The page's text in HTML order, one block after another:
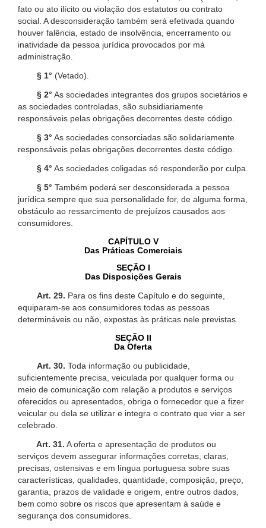
fato ou ato ilícito ou violação dos estatutos ou contrato
social. A desconsideração também será efetivada quando
houver falência, estado de insolvência, encerramento ou
inatividade da pessoa jurídica provocados por má
administração.
§ 1° (Vetado).
§ 2° As sociedades integrantes dos grupos societários e
as sociedades controladas, são subsidiariamente
responsáveis pelas obrigações decorrentes deste código.
§ 3° As sociedades consorciadas são solidariamente
responsáveis pelas obrigações decorrentes deste código.
§ 4° As sociedades coligadas só responderão por culpa.
§ 5° Também poderá ser desconsiderada a pessoa
jurídica sempre que sua personalidade for, de alguma forma,
obstáculo ao ressarcimento de prejuízos causados aos
consumidores.
CAPÍTULO V
Das Práticas Comerciais
SEÇÃO I
Das Disposições Gerais
Art. 29. Para os fins deste Capítulo e do seguinte,
equiparam-se aos consumidores todas as pessoas
determináveis ou não, expostas às práticas nele previstas.
SEÇÃO II
Da Oferta
Art. 30. Toda informação ou publicidade,
suficientemente precisa, veiculada por qualquer forma ou
meio de comunicação com relação a produtos e serviços
oferecidos ou apresentados, obriga o fornecedor que a fizer
veicular ou dela se utilizar e integra o contrato que vier a ser
celebrado.
Art. 31. A oferta e apresentação de produtos ou
serviços devem assegurar informações corretas, claras,
precisas, ostensivas e em língua portuguesa sobre suas
características, qualidades, quantidade, composição, preço,
garantia, prazos de validade e origem, entre outros dados,
bem como sobre os riscos que apresentam à saúde e
segurança dos consumidores.